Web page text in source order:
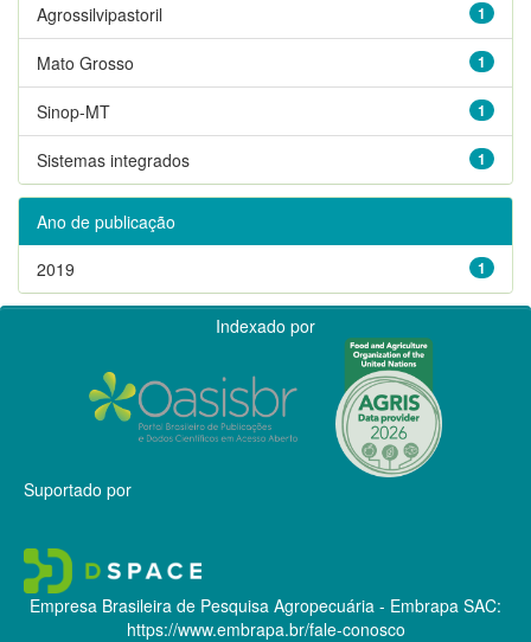
1
Agrossilvipastoril
1
Mato Grosso
1
Sinop-MT
1
Sistemas integrados
Ano de publicação
1
2019
Indexado por
Suportado por
Empresa Brasileira de Pesquisa Agropecuária - Embrapa SAC:
https://www.embrapa.br/fale-conosco